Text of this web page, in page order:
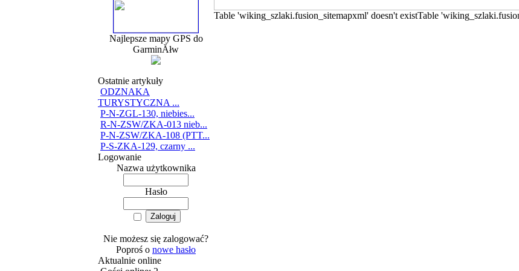
Najlepsze mapy GPS do
GarminĂłw
Ostatnie artykuły
ODZNAKA
TURYSTYCZNA ...
P-N-ZGL-130, niebies...
R-N-ZSW/ZKA-013 nieb...
P-N-ZSW/ZKA-108 (PTT...
P-S-ZKA-129, czarny ...
Logowanie
Nazwa użytkownika
Hasło
Nie możesz się zalogować?
Poproś o nowe hasło
Aktualnie online
Table 'wiking_szlaki.fusion_sitemapxml' doesn't existTable